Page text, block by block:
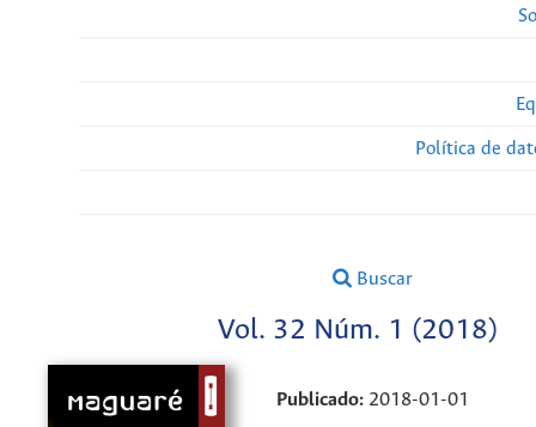
Política de
Buscar
Vol. 32 Núm. 1 (2018)
Publicado: 2018-01-01